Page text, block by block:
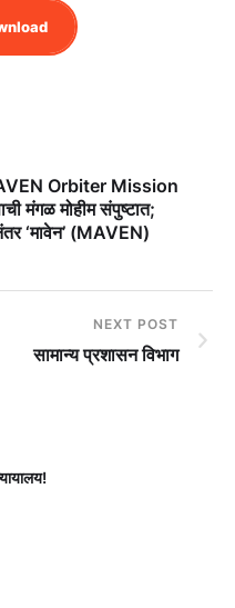
Orbiter Mission
मंगळ मोहीम संपुष्टात;
‘मावेन’ (MAVEN)
NEXT POST
सामान्य प्रशासन विभाग